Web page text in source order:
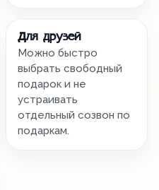
Для друзей
Можно быстро
выбрать свободный
подарок и не
устраивать
отдельный созвон по
подаркам.